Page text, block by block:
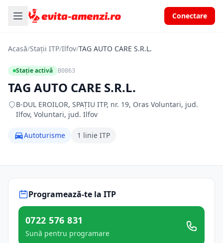
Conectare
Acasă/Stații ITP/Ilfov/TAG AUTO CARE S.R.L.
Stație activă B0863
TAG AUTO CARE S.R.L.
B-DUL EROILOR, SPAŢIU ITP, nr. 19, Oras Voluntari, jud.
Ilfov, Voluntari, jud. Ilfov
Autoturisme 1 linie ITP
Programează-te la ITP
0722 576 831
Sună pentru programare